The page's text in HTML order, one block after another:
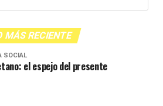
MÁS RECIENTE
SOCIAL
el espejo del presente